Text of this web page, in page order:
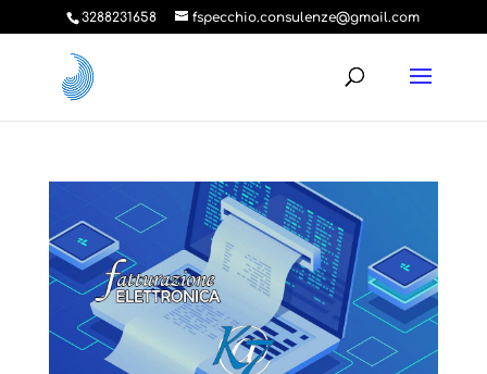
3288231658 fspecchio.consulenze@gmail.com